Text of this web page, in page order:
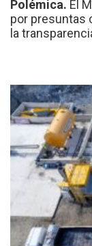
Polémica. El
por presuntas
la